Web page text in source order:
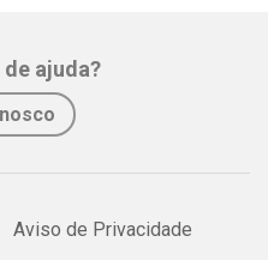
ajuda?
Aviso de Privacidade